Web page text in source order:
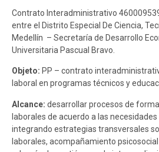
Contrato Interadministrativo
entre el Distrito Especial De Ciencia,
Medellín – Secretaría de Desarrollo
Universitaria Pascual Bravo.
Objeto: PP – contrato
laboral en programas técnicos y
Alcance: desarrollar procesos de
laborales de acuerdo a las
integrando estrategias transversales
laborales, acompañamiento